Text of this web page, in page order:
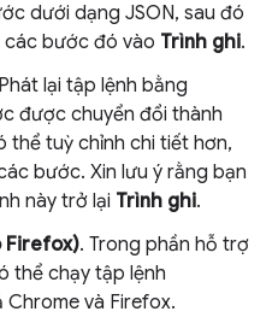
dưới dạng JSON, sau đó
các bước đó vào Trình ghi.
lại tập lệnh bằng
được chuyển đổi thành
thể tuỳ chỉnh chi tiết hơn,
bước. Xin lưu ý rằng bạn
này trở lại Trình ghi.
Firefox). Trong phần hỗ trợ
thể chạy tập lệnh
và Firefox.